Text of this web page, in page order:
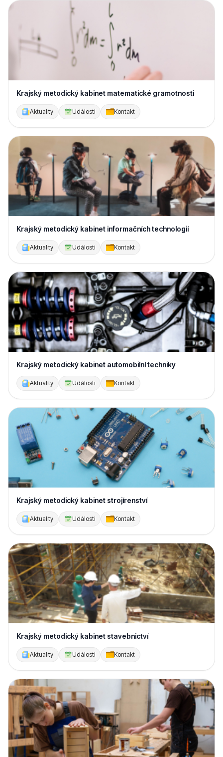
Krajský metodický kabinet matematické gramotnosti
Aktuality Události Kontakt
Krajský metodický kabinet informačních technologií
Aktuality Události Kontakt
Krajský metodický kabinet automobilní techniky
Aktuality Události Kontakt
Krajský metodický kabinet strojírenství
Aktuality Události Kontakt
Krajský metodický kabinet stavebnictví
Aktuality Události Kontakt